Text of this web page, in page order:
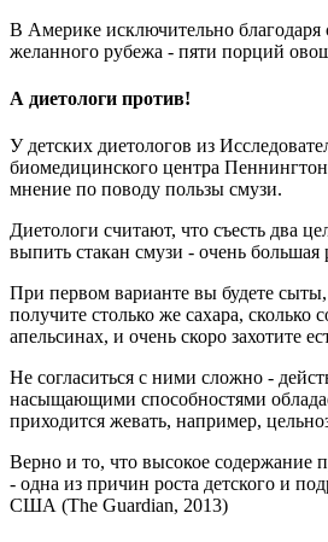
В Америке исключительно благодаря
желанного рубежа - пяти порций
А диетологи против!
У детских диетологов из
биомедицинского центра
мнение по поводу пользы смузи.
Диетологи считают, что съесть два
выпить стакан смузи - очень большая
При первом варианте вы будете
получите столько же сахара, сколько
апельсинах, и очень скоро захотите
Не согласиться с ними сложно -
насыщающими способностями
приходится жевать, например,
Верно и то, что высокое содержание
- одна из причин роста детского и
США (The Guardian, 2013)